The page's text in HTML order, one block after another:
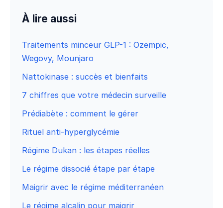
À lire aussi
Traitements minceur GLP-1 : Ozempic,
Wegovy, Mounjaro
Nattokinase : succès et bienfaits
7 chiffres que votre médecin surveille
Prédiabète : comment le gérer
Rituel anti-hyperglycémie
Régime Dukan : les étapes réelles
Le régime dissocié étape par étape
Maigrir avec le régime méditerranéen
Le régime alcalin pour maigrir